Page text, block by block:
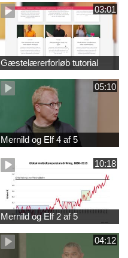
03:01
Gæstelærerforløb tutorial
05:10
Mernild og Elf 4 af 5
10:18
Mernild og Elf 2 af 5
04:12